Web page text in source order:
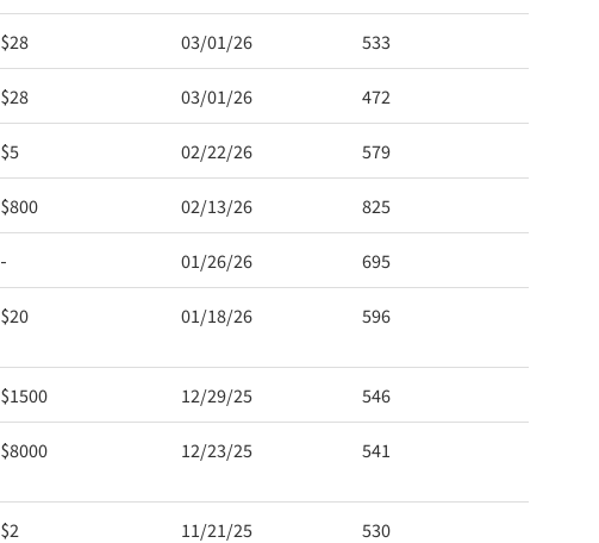
$28 03/01/26 533
$28 03/01/26 472
$5 02/22/26 579
$800 02/13/26 825
- 01/26/26 695
$20 01/18/26 596
$1500 12/29/25 546
$8000 12/23/25 541
$2 11/21/25 530